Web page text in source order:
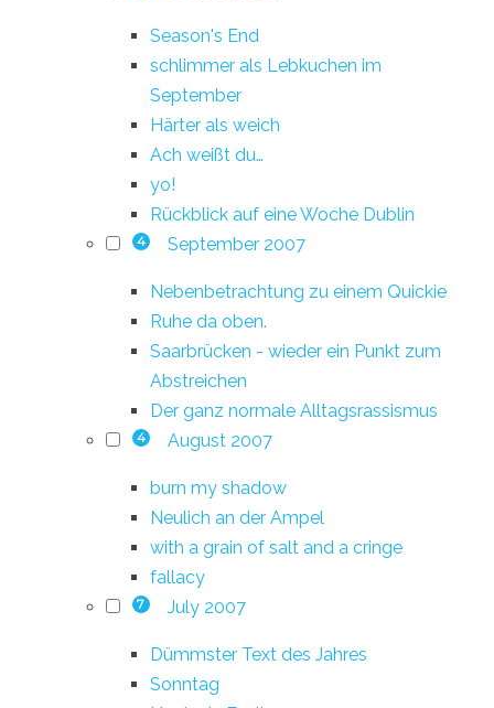
Season's End
schlimmer als Lebkuchen im
September
Härter als weich
Ach weißt du…
yo!
Rückblick auf eine Woche Dublin
4 September 2007
Nebenbetrachtung zu einem Quickie
Ruhe da oben.
Saarbrücken - wieder ein Punkt zum
Abstreichen
Der ganz normale Alltagsrassismus
4 August 2007
burn my shadow
Neulich an der Ampel
with a grain of salt and a cringe
fallacy
7 July 2007
Dümmster Text des Jahres
Sonntag